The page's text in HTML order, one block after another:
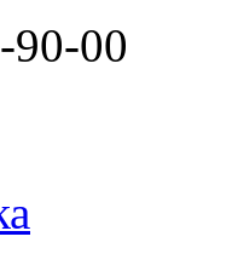
90-00